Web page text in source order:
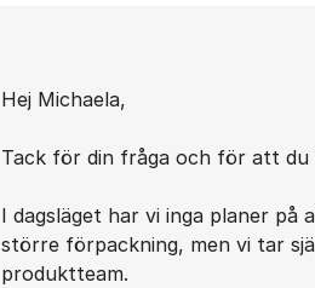
Hej Michaela,
Tack för din fråga och för att du
I dagsläget har vi inga planer på
större förpackning, men vi tar
produktteam.